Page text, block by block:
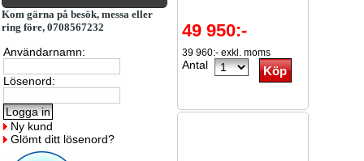
Kom gärna på besök, messa eller
ring före, 0708567232
Användarnamn:
Lösenord:
Ny kund
Glömt ditt lösenord?
49 950:-
39 960:- exkl. moms
Antal